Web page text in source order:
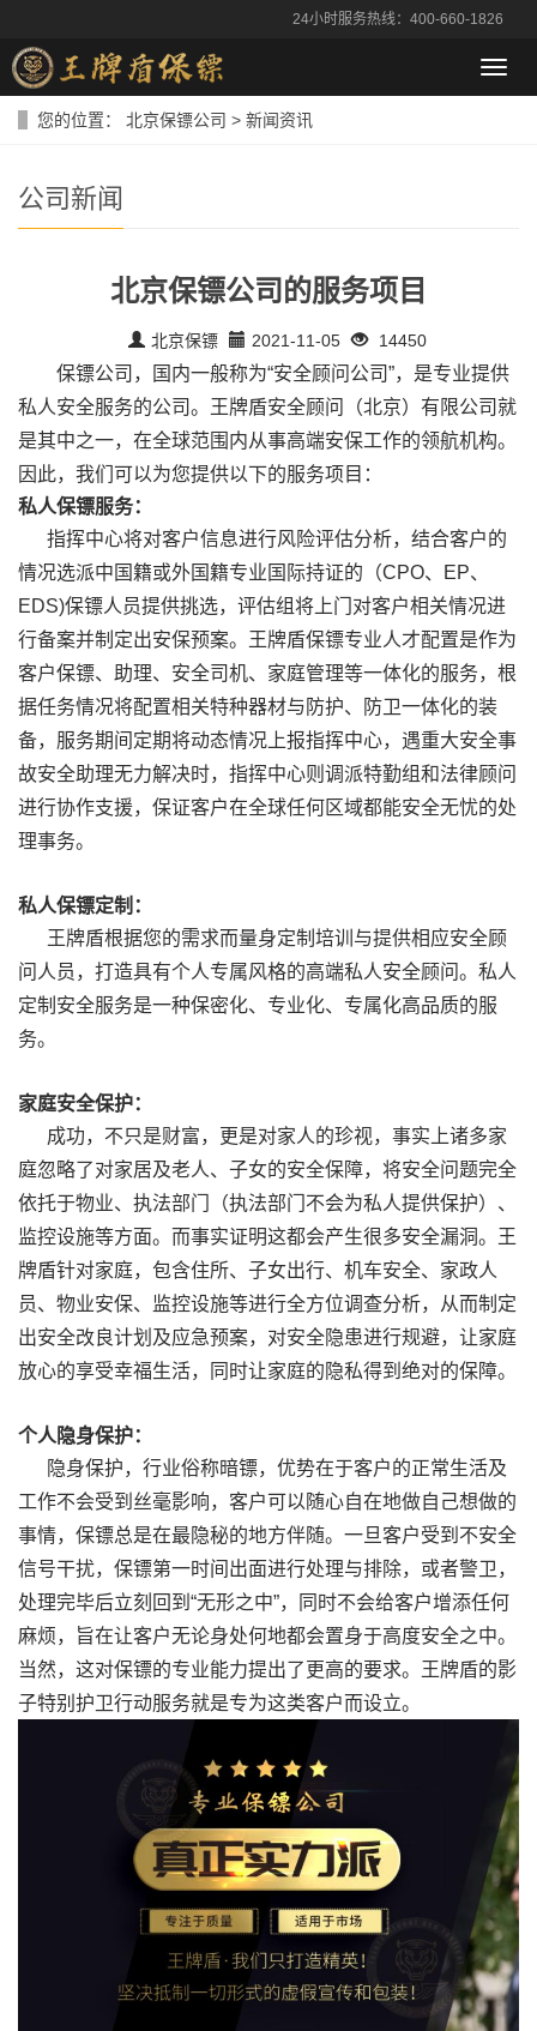
24小时服务热线：400-660-1826
导
航
您的位置： 北京保镖公司 > 新闻资讯
公司新闻
北京保镖公司的服务项目
北京保镖 2021-11-05 14450
保镖公司，国内一般称为“安全顾问公司”，是专业提供
私人安全服务的公司。王牌盾安全顾问（北京）有限公司就
是其中之一，在全球范围内从事高端安保工作的领航机构。
因此，我们可以为您提供以下的服务项目：
私人保镖服务：
指挥中心将对客户信息进行风险评估分析，结合客户的
情况选派中国籍或外国籍专业国际持证的（CPO、EP、
EDS)保镖人员提供挑选，评估组将上门对客户相关情况进
行备案并制定出安保预案。王牌盾保镖专业人才配置是作为
客户保镖、助理、安全司机、家庭管理等一体化的服务，根
据任务情况将配置相关特种器材与防护、防卫一体化的装
备，服务期间定期将动态情况上报指挥中心，遇重大安全事
故安全助理无力解决时，指挥中心则调派特勤组和法律顾问
进行协作支援，保证客户在全球任何区域都能安全无忧的处
理事务。
私人保镖定制：
王牌盾根据您的需求而量身定制培训与提供相应安全顾
问人员，打造具有个人专属风格的高端私人安全顾问。私人
定制安全服务是一种保密化、专业化、专属化高品质的服
务。
家庭安全保护：
成功，不只是财富，更是对家人的珍视，事实上诸多家
庭忽略了对家居及老人、子女的安全保障，将安全问题完全
依托于物业、执法部门（执法部门不会为私人提供保护）、
监控设施等方面。而事实证明这都会产生很多安全漏洞。王
牌盾针对家庭，包含住所、子女出行、机车安全、家政人
员、物业安保、监控设施等进行全方位调查分析，从而制定
出安全改良计划及应急预案，对安全隐患进行规避，让家庭
放心的享受幸福生活，同时让家庭的隐私得到绝对的保障。
个人隐身保护：
隐身保护，行业俗称暗镖，优势在于客户的正常生活及
工作不会受到丝毫影响，客户可以随心自在地做自己想做的
事情，保镖总是在最隐秘的地方伴随。一旦客户受到不安全
信号干扰，保镖第一时间出面进行处理与排除，或者警卫，
处理完毕后立刻回到“无形之中”，同时不会给客户增添任何
麻烦，旨在让客户无论身处何地都会置身于高度安全之中。
当然，这对保镖的专业能力提出了更高的要求。王牌盾的影
子特别护卫行动服务就是专为这类客户而设立。